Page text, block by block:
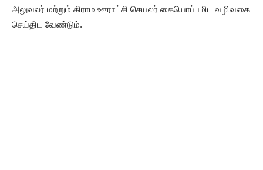
அலுவலர் மற்றும் கிராம ஊராட்சி செயலர் கையொப்பமிட வழிவகை
செய்திட வேண்டும்.